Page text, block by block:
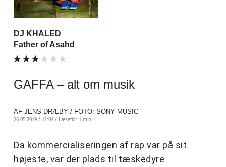
DJ KHALED
Father of Asahd
GAFFA – alt om musik
AF JENS DRÆBY / FOTO: SONY MUSIC
26.05.2019 / 11:04 / Læsetid: 1 min
Da kommercialiseringen af rap var på sit
højeste, var der plads til tæskedyre